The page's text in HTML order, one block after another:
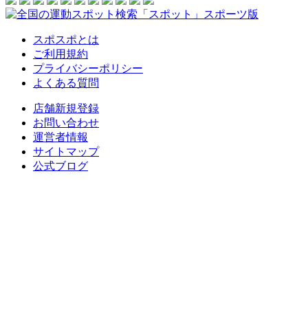
スポスポとは
ご利用規約
プライバシーポリシー
よくある質問
店舗新規登録
お問い合わせ
運営者情報
サイトマップ
公式ブログ